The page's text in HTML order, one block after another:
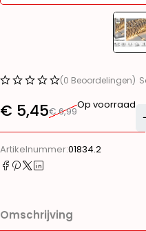
(0 Beoordelingen)
€6,99
€ 5,45 Op voorraad
Artikelnummer:01834.2
Omschrijving